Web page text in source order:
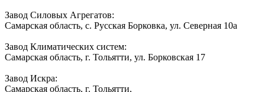
Завод Силовых Агрегатов:
Самарская область, с. Русская Борковка, ул. Северная 10а
Завод Климатических систем:
Самарская область, г. Тольятти, ул. Борковская 17
Завод Искра:
Самарская область, г. Тольятти,